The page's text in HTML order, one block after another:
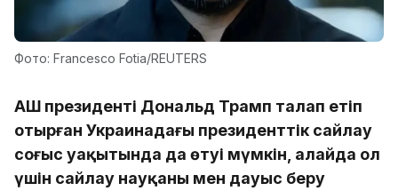
Фото: Francesco Fotia/REUTERS
АҚШ президенті Дональд Трамп талап етіп
отырған Украинадағы президенттік сайлау
соғыс уақытында да өтуі мүмкін, алайда ол
үшін сайлау науқаны мен дауыс беру